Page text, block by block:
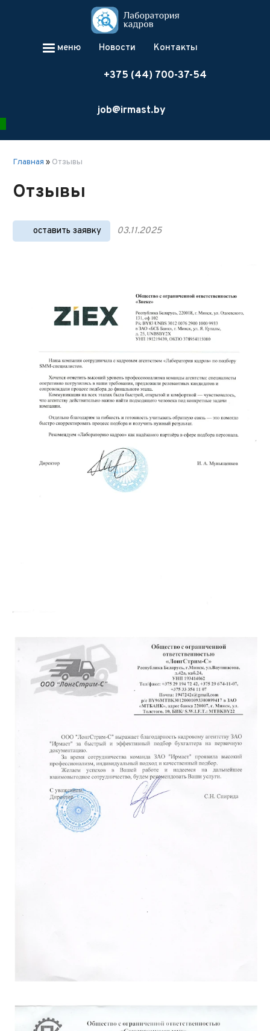
меню Новости Контакты
+375 (44) 700-37-54
job@irmast.by
Главная » Отзывы
Отзывы
оставить заявку 03.11.2025